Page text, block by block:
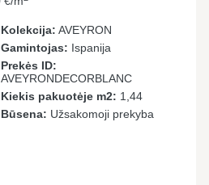
Kolekcija: AVEYRON
Gamintojas: Ispanija
Prekės ID:
AVEYRONDECORBLANC
Kiekis pakuotėje m2: 1,44
Būsena: Užsakomoji prekyba